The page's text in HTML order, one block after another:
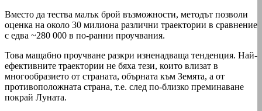
Вместо да тества малък брой възможности, методът позволи
оценка на около 30 милиона различни траектории в сравнение
с едва ~280 000 в по-ранни проучвания.
Това мащабно проучване разкри изненадваща тенденция. Най-
ефективните траектории не бяха тези, които влизат в
многообразието от страната, обърната към Земята, а от
противоположната страна, т.е. след по-близко преминаване
покрай Луната.